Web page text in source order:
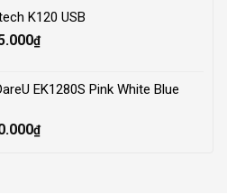
3.500.000₫.
K120 USB
₫Current
195.000₫.
EK1280S Pink White Blue
₫Current